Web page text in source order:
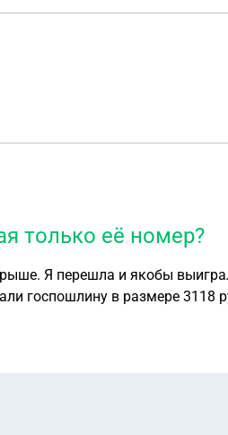
только её номер?
Я перешла и якобы
госпошлину в размере 3118
на этот сайт, написала, что